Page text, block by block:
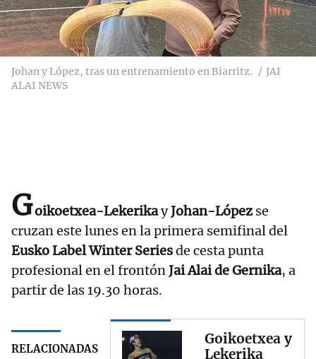
Johan y López, tras un entrenamiento en Biarritz.
JAI
ALAI NEWS
Goikoetxea-LekerikayJohan-López se
cruzan este lunes en la primera semifinal del
Eusko Label Winter Seriesde cesta punta
profesional en el frontónJai Alai de Gernika, a
partir de las 19.30 horas.
RELACIONADAS
Goikoetxea y
Lekerika